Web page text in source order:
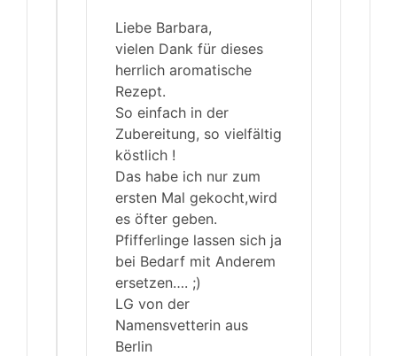
Liebe Barbara,
vielen Dank für dieses
herrlich aromatische
Rezept.
So einfach in der
Zubereitung, so vielfältig
köstlich !
Das habe ich nur zum
ersten Mal gekocht,wird
es öfter geben.
Pfifferlinge lassen sich ja
bei Bedarf mit Anderem
ersetzen…. ;)
LG von der
Namensvetterin aus
Berlin